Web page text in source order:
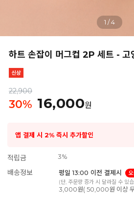
1 /4
하트 손잡이 머그컵 2P 세트 - 고
22,900
30% 16,000원
앱 결제 시 2% 즉시 추가할인
적립금 3%
배송정보 평일 13:00 이전 결제시
(단, 주문량 증가 시 달라질 수 있
3,000원( 50,000원 이상